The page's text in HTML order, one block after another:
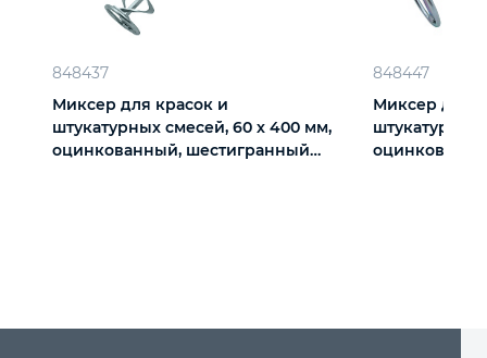
848437
Миксер для красок и
штукатурных смесей, 60 х 400 мм,
оцинкованный, шестигранный
848447
Миксер для